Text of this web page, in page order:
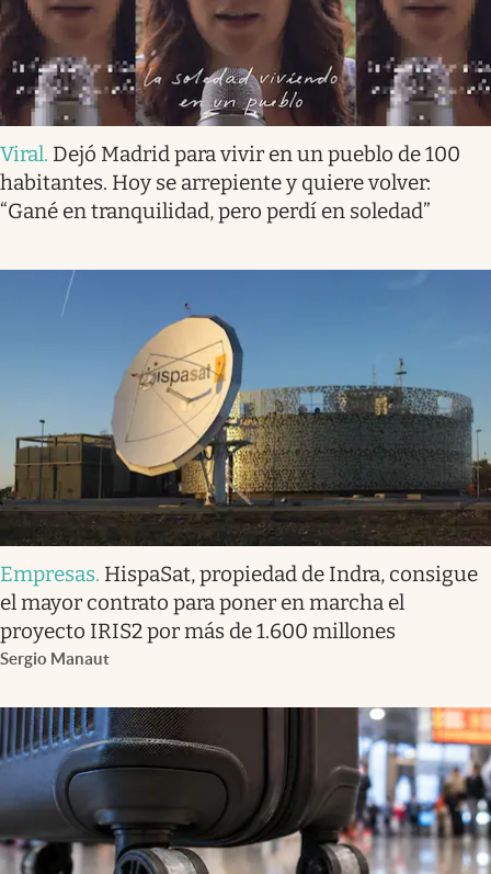
Viral. Dejó Madrid para vivir en un pueblo de 100
habitantes. Hoy se arrepiente y quiere volver:
“Gané en tranquilidad, pero perdí en soledad”
Empresas. HispaSat, propiedad de Indra, consigue
el mayor contrato para poner en marcha el
proyecto IRIS2 por más de 1.600 millones
Sergio Manaut